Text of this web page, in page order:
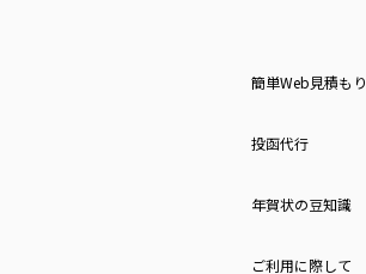
簡単Web見積もり
投函代行
年賀状の豆知識
ご利用に際して